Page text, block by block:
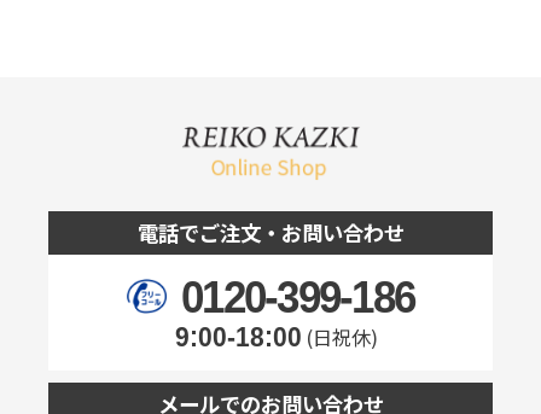
電話でご注文・お問い合わせ
0120-399-186
9:00-18:00 (日祝休)
メールでのお問い合わせ